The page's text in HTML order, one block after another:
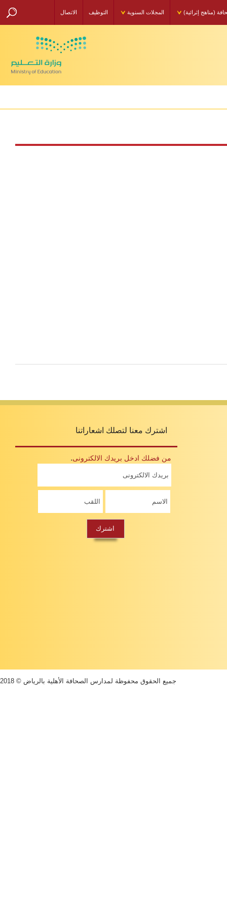
إثرائية) المجلات السنوية التوظيف الاتصال
اشترك معنا لتصلك اشعاراتنا
من فضلك ادخل بريدك الالكترونى.
جميع الحقوق محفوظة لمدارس الصحافة الأهلية بالرياض © 2018